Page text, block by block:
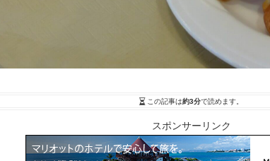
この記事は約3分で読めます。
スポンサーリンク